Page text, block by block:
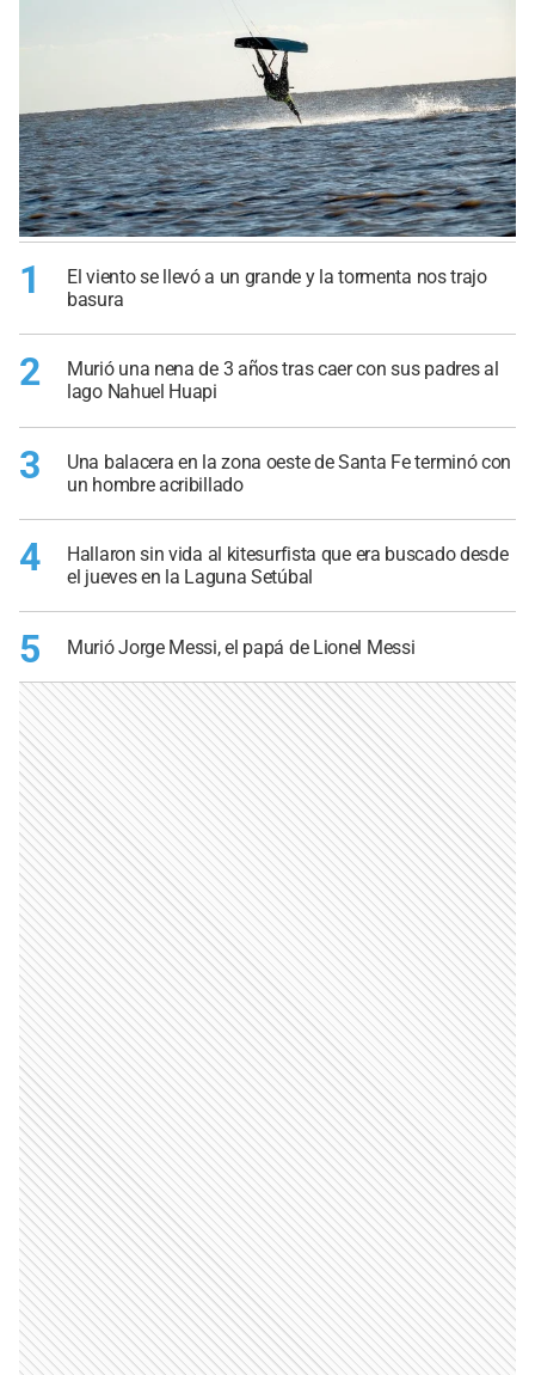
1
El viento se llevó a un grande y la tormenta nos trajo
basura
2
Murió una nena de 3 años tras caer con sus padres al
lago Nahuel Huapi
3
Una balacera en la zona oeste de Santa Fe terminó con
un hombre acribillado
4
Hallaron sin vida al kitesurfista que era buscado desde
el jueves en la Laguna Setúbal
5 Murió Jorge Messi, el papá de Lionel Messi